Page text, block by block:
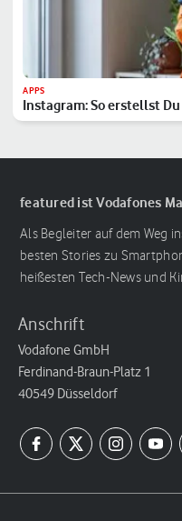
APPS
Instagram: So erstellst
featured ist Vodafones
Als Begleiter auf dem Weg
besten Stories zu
heißesten Tech-News und
Anschrift
Vodafone GmbH
Ferdinand-Braun-Platz 1
40549 Düsseldorf